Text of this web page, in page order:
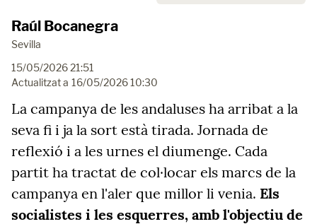
Raúl Bocanegra
Sevilla
15/05/2026 21:51
Actualitzat a 16/05/2026 10:30
La campanya de les andaluses ha arribat a la
seva fi i ja la sort està tirada. Jornada de
reflexió i a les urnes el diumenge. Cada
partit ha tractat de col·locar els marcs de la
campanya en l'aler que millor li venia. Els
socialistes i les esquerres, amb l'objectiu de